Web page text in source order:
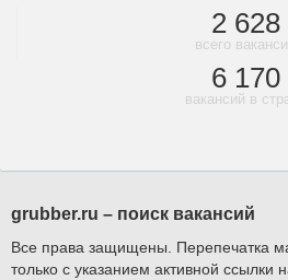
2 628
всего
6 170
вакансий в
grubber.ru – поиск вакансий
Все права защищены. Перепечатка
только с указанием активной ссылки